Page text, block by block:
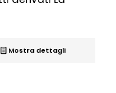
Mostra dettagli